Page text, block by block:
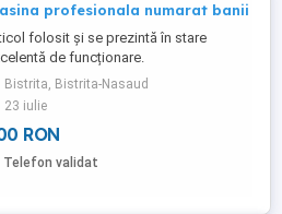
profesionala numarat banii
folosit și se prezintă în stare
de funcționare.
Bistrita, Bistrita-Nasaud
23 iulie
RON
Telefon validat